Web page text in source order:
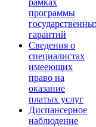
рамках
программы
гарантий
Сведения о
специалистах
имееющих
право на
оказание
платых услуг
Диспансерное
наблюдение